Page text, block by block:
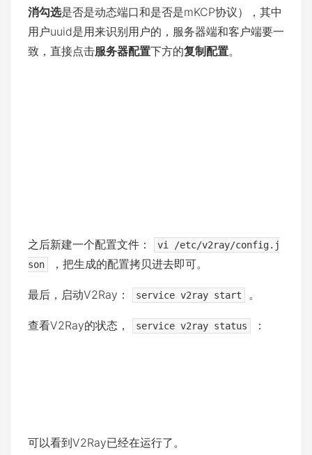
消勾选是否是动态端口和是否是mKCP协议），其中
用户uuid是用来识别用户的，服务器端和客户端要一
致，直接点击服务器配置下方的复制配置。
之后新建一个配置文件：
vi /etc/v2ray/config.j
son
，把生成的配置拷贝进去即可。
最后，启动V2Ray： service v2ray start 。
查看V2Ray的状态， service v2ray status ：
可以看到V2Ray已经在运行了。